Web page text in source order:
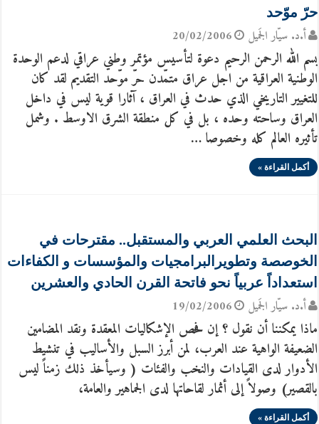
حرّ موّحد
أ.د. سيّار الجَميل 20/02/2006
بسم الله الرحمن الرحيم دعوة لتأسيس مؤتمر وطني عراقي لدعم الوحدة
الوطنية العراقية من اجل عراق متمّدن حرّ موّحد التقديم لقد كان
للتغيير التاريخي الذي حدث في العراق ، آثارا قوية ليس في داخل
العراق وساحته وحده ، بل في كل منطقة الشرق الاوسط . وشمل
تأثيره العالم كله وخصوصا …
أكمل القراءة »
البحث العلمي العربي والمستقبل.. مقترحات في
الخوصصة وتطويرالبرامجيات والمؤسسات و الكفاءات
استعداداً عربياً نحو فاتحة القرن الحادي والعشرين
أ.د. سيّار الجَميل 19/02/2006
ماذا يمكننا أن نقول ؟ إن فحص الإشكاليات المعقدة ونقد المضامين
الضعيفة الواهية عند العرب، لمن أبرز السبل والأساليب في تنشيط
الأدوار لدى القيادات والنخب والفئات ( وسيأخذ ذلك زمناً ليس
بالقصير) وصولاً إلى أثمار لقاحاتها لدى الجماهير والعامة،
أكمل القراءة »